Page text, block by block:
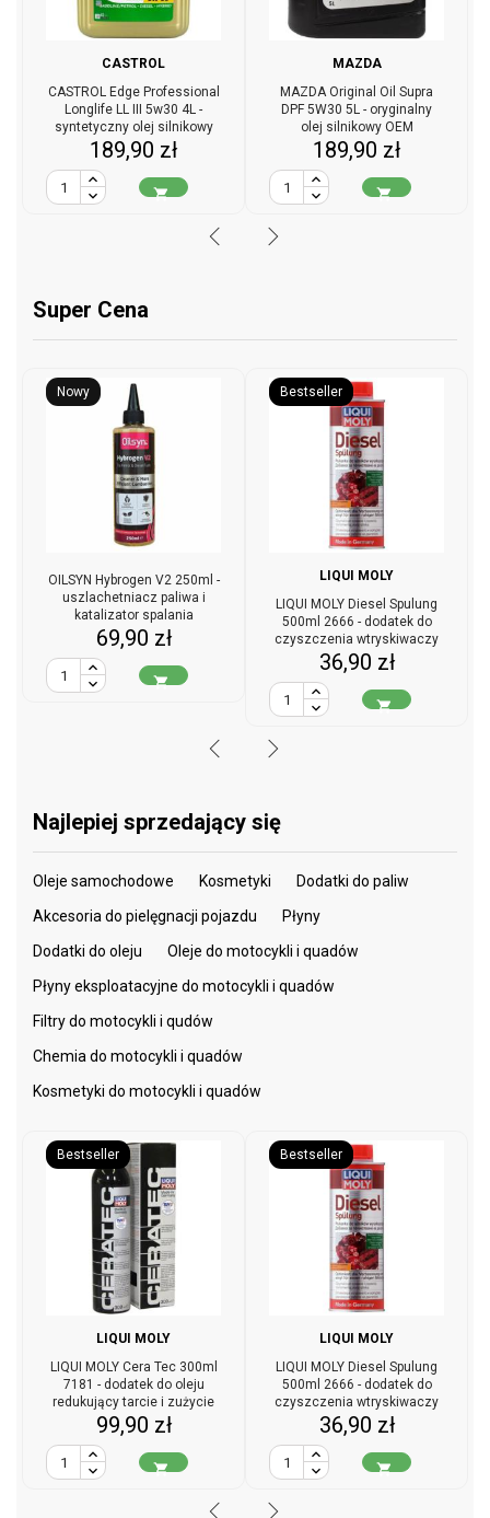
CASTROL
CASTROL Edge Professional
Longlife LL III 5w30 4L -
syntetyczny olej silnikowy
Cena
189,90 zł

MAZDA
MAZDA Original Oil Supra
DPF 5W30 5L - oryginalny
olej silnikowy OEM
Cena
189,90 zł

Super Cena
Nowy
OILSYN Hybrogen V2 250ml -
uszlachetniacz paliwa i
katalizator spalania
Cena
69,90 zł

Bestseller
LIQUI MOLY
LIQUI MOLY Diesel Spulung
500ml 2666 - dodatek do
czyszczenia wtryskiwaczy
diesla
Cena
36,90 zł

Najlepiej sprzedający się
Oleje samochodowe Kosmetyki
Dodatki do paliw
Akcesoria do pielęgnacji pojazdu
Płyny
Dodatki do oleju
Oleje do motocykli i quadów
Płyny eksploatacyjne do motocykli i quadów
Filtry do motocykli i qudów
Chemia do motocykli i quadów
Kosmetyki do motocykli i quadów
Bestseller
LIQUI MOLY
LIQUI MOLY Cera Tec 300ml
7181 - dodatek do oleju
redukujący tarcie i zużycie
Cena
99,90 zł

Bestseller
LIQUI MOLY
LIQUI MOLY Diesel Spulung
500ml 2666 - dodatek do
czyszczenia wtryskiwaczy
diesla
Cena
36,90 zł
